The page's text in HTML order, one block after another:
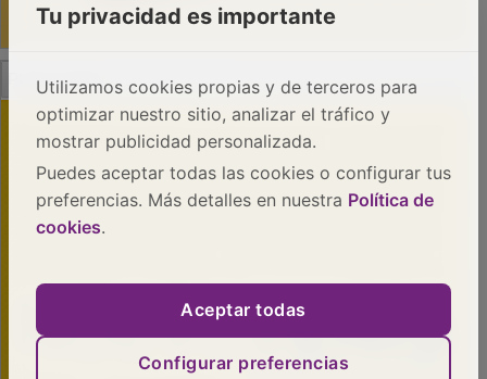
PUBLICIDAD
Tu privacidad es importante
Utilizamos cookies propias y de terceros para
optimizar nuestro sitio, analizar el tráfico y
mostrar publicidad personalizada.
Puedes aceptar todas las cookies o configurar tus
preferencias. Más detalles en nuestra Política de
cookies.
Aceptar todas
Configurar preferencias